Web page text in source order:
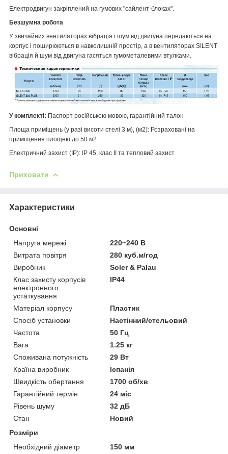
Електродвигун закріплений на гумових "сайлент-блоках".
Безшумна робота
У звичайних вентиляторах вібрація і шум від двигуна передаються на
корпус і поширюються в навколишній простір, а в вентиляторах SILENT
вібрація й шум від двигуна гасяться гумометалевими втулками.
У комплекті: Паспорт російською мовою, гарантійний талон
Площа приміщень (у разі висоти стелі 3 м), (м2): Розраховані на
приміщення площею до 50 м2
Електричний захист (IP): IP 45, клас II та тепловий захист
Приховати
Характеристики
Основні
Напруга мережі
220~240 В
Витрата повітря
280 куб.м/год
Виробник
Soler & Palau
Клас захисту корпусів
електронного
устаткування
IP44
Матеріал корпусу
Пластик
Спосіб установки
Настінний/стельовий
Частота
50 Гц
Вага
1.25 кг
Споживана потужність
29 Вт
Країна виробник
Іспанія
Швидкість обертання
1700 об/хв
Гарантійний термін
24 міс
Рівень шуму
32 дБ
Стан
Новий
Розміри
Необхідний діаметр
150 мм